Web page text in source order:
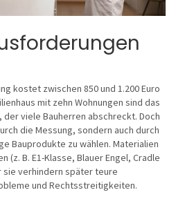
kostet zwischen 850 und 1.200 Euro
mit zehn Wohnungen sind das
der viele Bauherren abschreckt. Doch
die Messung, sondern auch durch
Bauprodukte zu wählen. Materialien
(z. B. E1-Klasse, Blauer Engel, Cradle
sie verhindern später teure
und Rechtsstreitigkeiten.